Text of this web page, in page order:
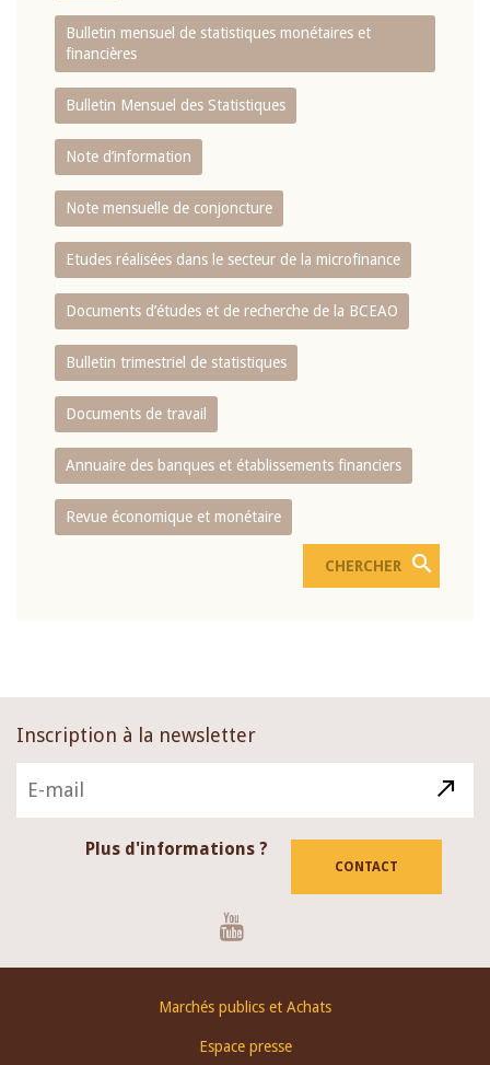
Bulletin mensuel de statistiques monétaires et
financières
Bulletin Mensuel des Statistiques
Note d’information
Note mensuelle de conjoncture
Etudes réalisées dans le secteur de la microfinance
Documents d’études et de recherche de la BCEAO
Bulletin trimestriel de statistiques
Documents de travail
Annuaire des banques et établissements financiers
Revue économique et monétaire
Inscription à la newsletter
Plus d'informations ?
CONTACT
Marchés publics et Achats
Espace presse